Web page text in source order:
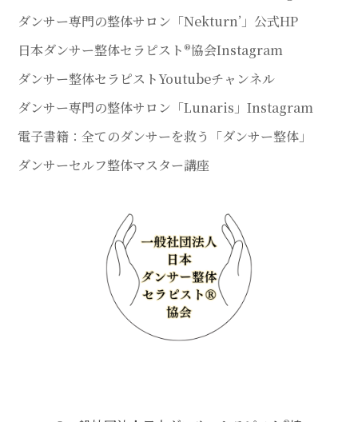
ダンサー専門の整体サロン「Nekturn’」公式HP
日本ダンサー整体セラピスト®協会Instagram
ダンサー整体セラピストYoutubeチャンネル
ダンサー専門の整体サロン「Lunaris」Instagram
電子書籍：全てのダンサーを救う「ダンサー整体」
ダンサーセルフ整体マスター講座